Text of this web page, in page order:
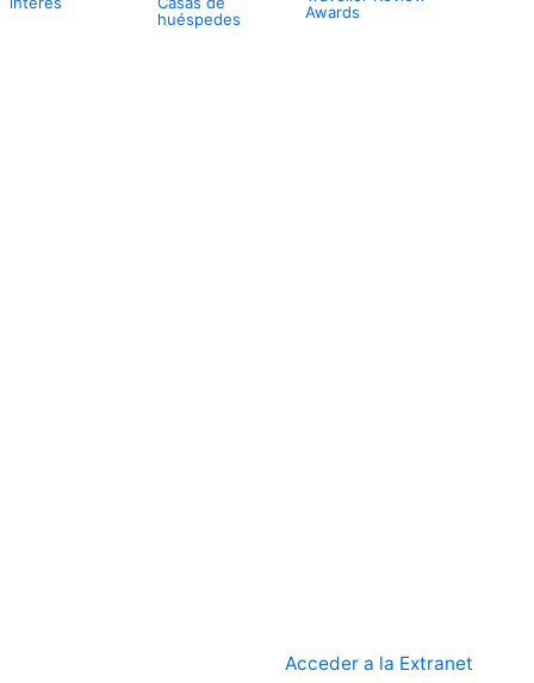
huéspedes
Awards
Acceder a la Extranet